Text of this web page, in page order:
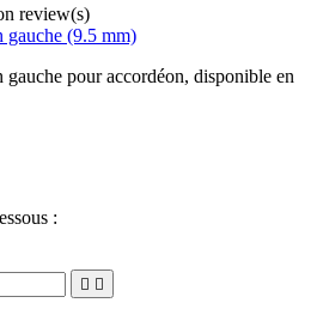
review(s)
gauche (9.5 mm)
gauche pour accordéon, disponible en
:
 